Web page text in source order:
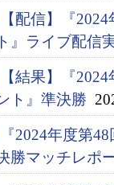
【配信】『
』ライブ配信
【結果】『
ト』準決勝
『2024年度第
勝マッチレポ